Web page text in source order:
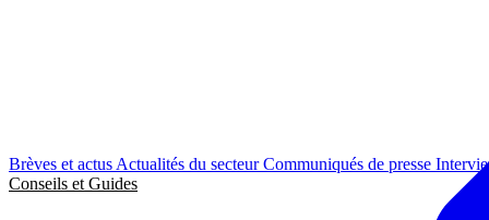
Brèves et actus Actualités du secteurCommuniqués de presse
Conseils et Guides